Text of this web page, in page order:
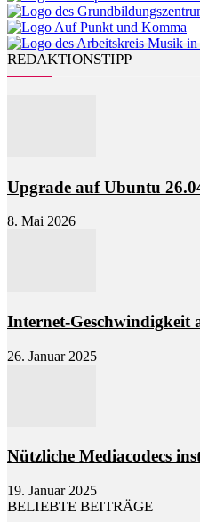
REDAKTIONSTIPP
Upgrade auf Ubuntu
8. Mai 2026
Internet-Geschwindigkeit
26. Januar 2025
Nützliche Mediacodecs
19. Januar 2025
BELIEBTE BEITRÄGE